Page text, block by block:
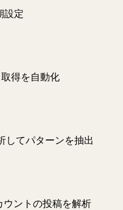
設定
得を自動化
てパターンを抽出
ントの投稿を解析